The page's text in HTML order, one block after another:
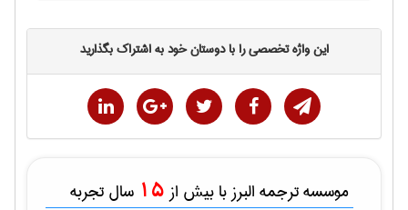
این واژه تخصصی را با دوستان خود به اشتراک بگذارید
موسسه ترجمه البرز با بیش از 15 سال تجربه